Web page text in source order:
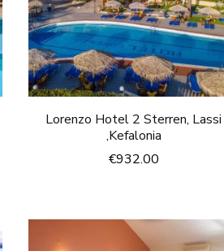
Lorenzo Hotel 2 Sterren, Lassi
,Kefalonia
€932.00